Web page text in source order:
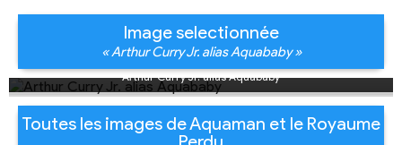
Image selectionnée
« Arthur Curry Jr. alias Aquababy »
Arthur Curry Jr. alias Aquababy
Toutes les images de Aquaman et le Royaume